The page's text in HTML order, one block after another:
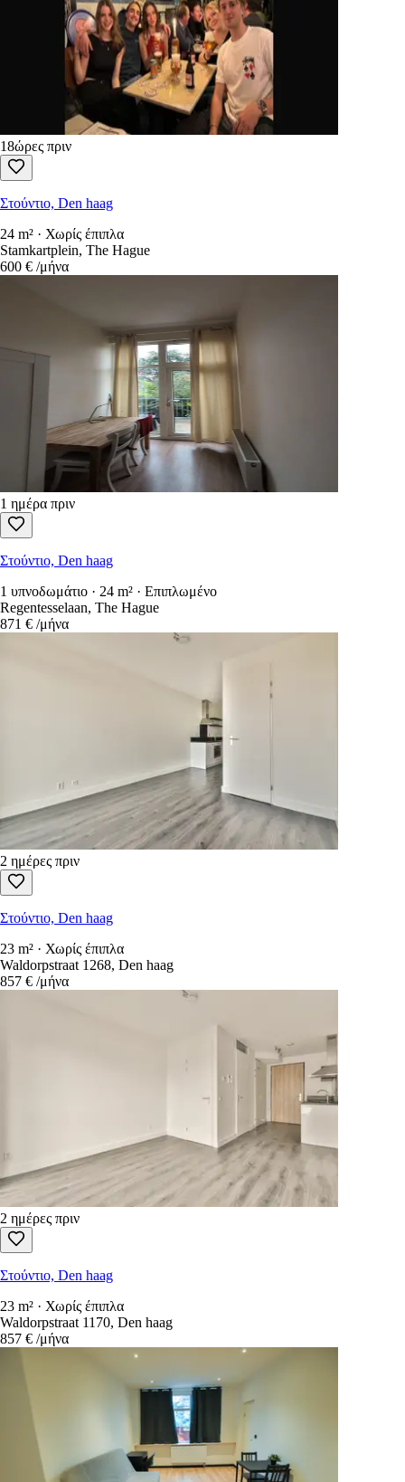
18ώρες πριν
Στούντιο, Den haag
24 m² · Χωρίς έπιπλα
Stamkartplein, The Hague
600 € /μήνα
1 ημέρα πριν
Στούντιο, Den haag
1 υπνοδωμάτιο · 24 m² · Επιπλωμένο
Regentesselaan, The Hague
871 € /μήνα
2 ημέρες πριν
Στούντιο, Den haag
23 m² · Χωρίς έπιπλα
Waldorpstraat 1268, Den haag
857 € /μήνα
2 ημέρες πριν
Στούντιο, Den haag
23 m² · Χωρίς έπιπλα
Waldorpstraat 1170, Den haag
857 € /μήνα